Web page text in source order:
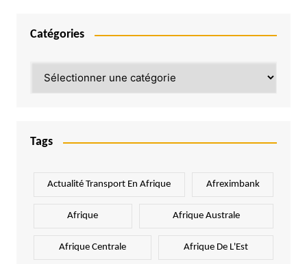
Catégories
Tags
Actualité Transport En Afrique Afreximbank
Afrique Afrique Australe
Afrique Centrale Afrique De L'Est